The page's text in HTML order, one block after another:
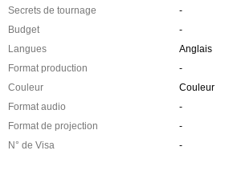
Secrets de tournage
-
Budget
-
Langues
Anglais
Format production
-
Couleur
Couleur
Format audio
-
Format de projection
-
N° de Visa
-